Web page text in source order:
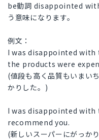
be動詞 disappointed with
う意味になります。
例文：
I was disappointed with
the products were
(値段も高く品質もいまい
かりした。)
I was disappointed with
recommend you.
(新しいスーパーにがっか